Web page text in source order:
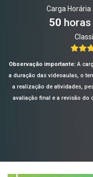
Carga Horária
50 horas
Observação importante:A
a duração das videoaulas, o
a realização de atividades,
avaliação final e a revisão